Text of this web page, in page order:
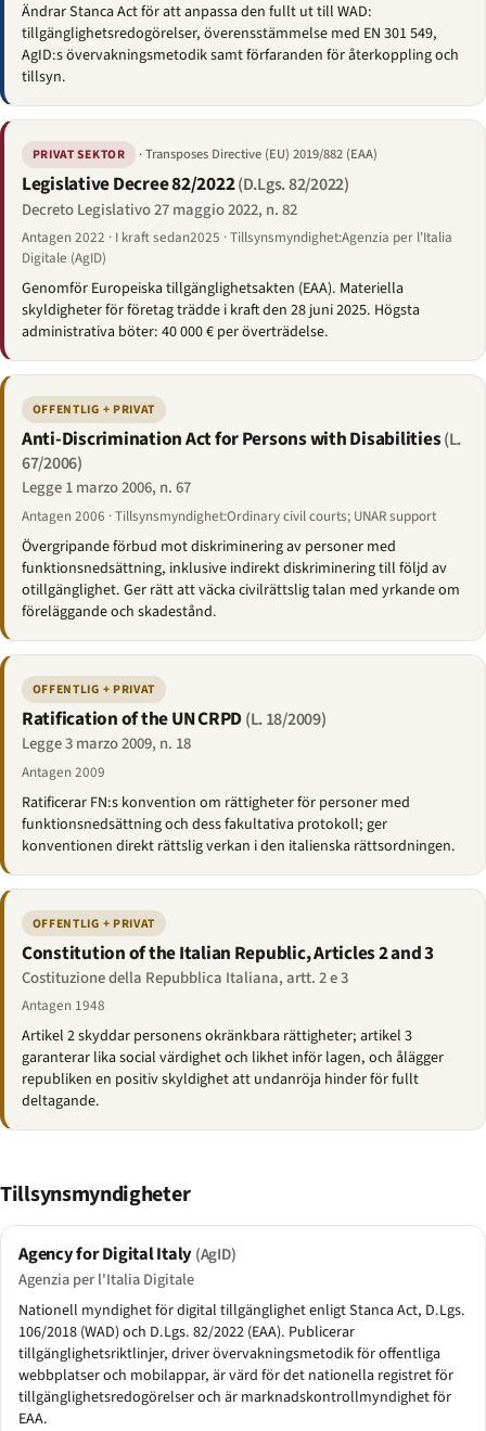
Ändrar Stanca Act för att anpassa den fullt ut till WAD:
tillgänglighetsredogörelser, överensstämmelse med EN 301 549,
AgID:s övervakningsmetodik samt förfaranden för återkoppling och
tillsyn.
PRIVAT SEKTOR · Transposes Directive (EU) 2019/882 (EAA)
Legislative Decree 82/2022(D.Lgs. 82/2022)
Decreto Legislativo 27 maggio 2022, n. 82
Antagen 2022 · I kraft sedan2025 · Tillsynsmyndighet:Agenzia per l'Italia
Digitale (AgID)
Genomför Europeiska tillgänglighetsakten (EAA). Materiella
skyldigheter för företag trädde i kraft den 28 juni 2025. Högsta
administrativa böter: 40 000 € per överträdelse.
OFFENTLIG + PRIVAT
Anti-Discrimination Act for Persons with Disabilities(L.
67/2006)
Legge 1 marzo 2006, n. 67
Antagen 2006 · Tillsynsmyndighet:Ordinary civil courts; UNAR support
Övergripande förbud mot diskriminering av personer med
funktionsnedsättning, inklusive indirekt diskriminering till följd av
otillgänglighet. Ger rätt att väcka civilrättslig talan med yrkande om
föreläggande och skadestånd.
OFFENTLIG + PRIVAT
Ratification of the UN CRPD(L. 18/2009)
Legge 3 marzo 2009, n. 18
Antagen 2009
Ratificerar FN:s konvention om rättigheter för personer med
funktionsnedsättning och dess fakultativa protokoll; ger
konventionen direkt rättslig verkan i den italienska rättsordningen.
OFFENTLIG + PRIVAT
Constitution of the Italian Republic, Articles 2 and 3
Costituzione della Repubblica Italiana, artt. 2 e 3
Antagen 1948
Artikel 2 skyddar personens okränkbara rättigheter; artikel 3
garanterar lika social värdighet och likhet inför lagen, och ålägger
republiken en positiv skyldighet att undanröja hinder för fullt
deltagande.
Tillsynsmyndigheter
Agency for Digital Italy(AgID)
Agenzia per l'Italia Digitale
Nationell myndighet för digital tillgänglighet enligt Stanca Act, D.Lgs.
106/2018 (WAD) och D.Lgs. 82/2022 (EAA). Publicerar
tillgänglighetsriktlinjer, driver övervakningsmetodik för offentliga
webbplatser och mobilappar, är värd för det nationella registret för
tillgänglighetsredogörelser och är marknadskontrollmyndighet för
EAA.